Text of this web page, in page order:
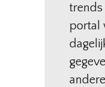
trends
portal